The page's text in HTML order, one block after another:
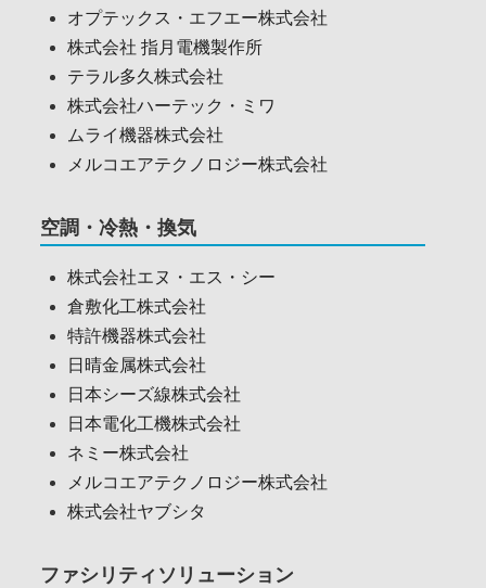
オプテックス・エフエー株式会社
株式会社 指月電機製作所
テラル多久株式会社
株式会社ハーテック・ミワ
ムライ機器株式会社
メルコエアテクノロジー株式会社
空調・冷熱・換気
株式会社エヌ・エス・シー
倉敷化工株式会社
特許機器株式会社
日晴金属株式会社
日本シーズ線株式会社
日本電化工機株式会社
ネミー株式会社
メルコエアテクノロジー株式会社
株式会社ヤブシタ
ファシリティソリューション